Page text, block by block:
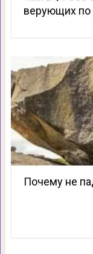
верующих
Почему не